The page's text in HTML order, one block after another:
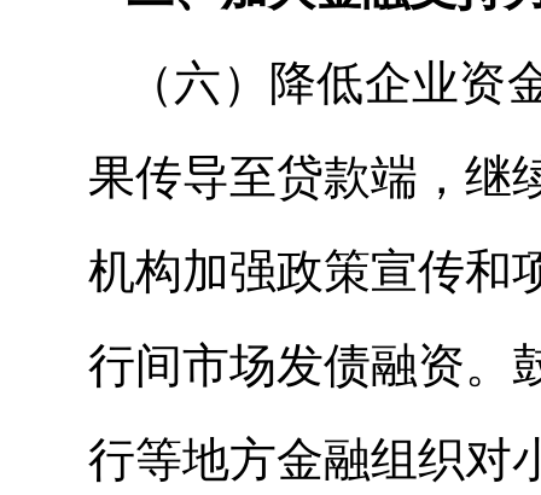
（六）降低企业
果传导至贷款端，继
机构加强政策宣传和
行间市场发债融资。
行等地方金融组织对